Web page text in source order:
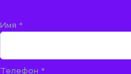
Имя *
Телефон *